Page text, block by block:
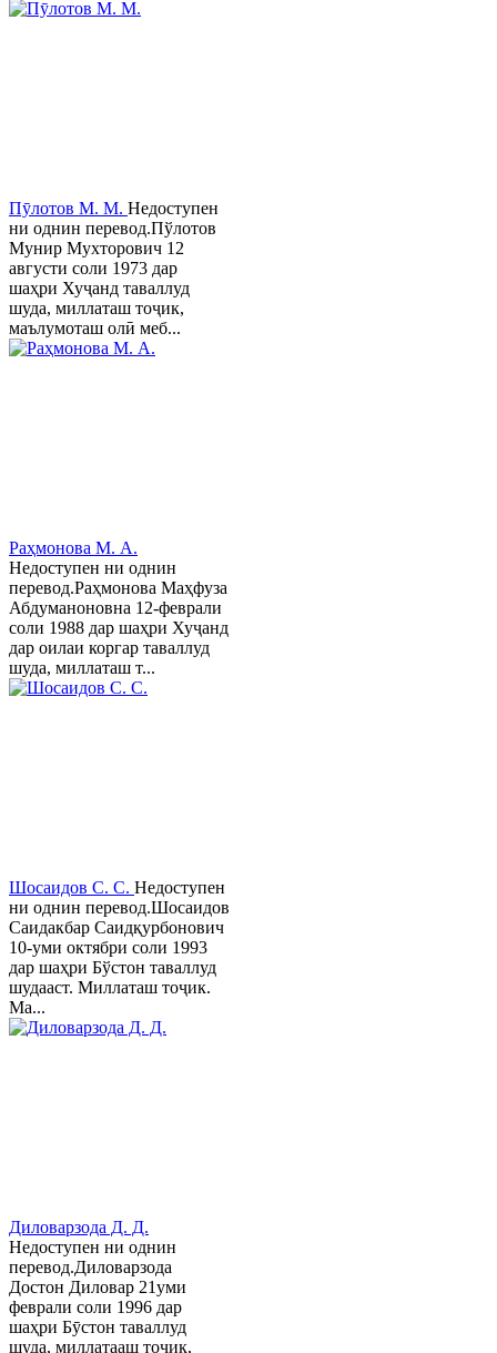
Пӯлотов М. М. Недоступен
ни однин перевод.Пўлотов
Мунир Мухторович 12
августи соли 1973 дар
шаҳри Хуҷанд таваллуд
шуда, миллаташ тоҷик,
маълумоташ олӣ меб...
Раҳмонова М. А.
Недоступен ни однин
перевод.Раҳмонова Маҳфуза
Абдуманоновна 12-феврали
соли 1988 дар шаҳри Хуҷанд
дар оилаи коргар таваллуд
шуда, миллаташ т...
Шосаидов С. С. Недоступен
ни однин перевод.Шосаидов
Саидакбар Саидқурбонович
10-уми октябри соли 1993
дар шаҳри Бўстон таваллуд
шудааст. Миллаташ тоҷик.
Ма...
Диловарзода Д. Д.
Недоступен ни однин
перевод.Диловарзода
Достон Диловар 21уми
феврали соли 1996 дар
шаҳри Бӯстон таваллуд
шуда, миллатааш тоҷик,